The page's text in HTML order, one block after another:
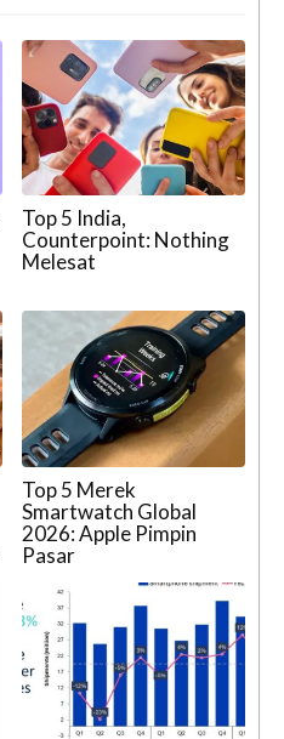
Top 5 India,
Counterpoint: Nothing
Melesat
Top 5 Merek
Smartwatch Global
2026: Apple Pimpin
Pasar